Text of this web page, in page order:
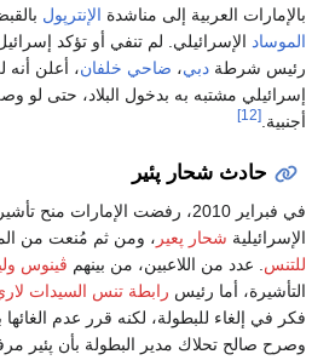
بالإمارات العربية إلى مناشدة الإنترپول
الموساد الإسرائيلي. لم تنفي أو تؤكد
رئيس شرطة دبي، ضاحي خلفان، أعلن
إسرائيلي مشتبه به بدخول البلاد، حتى لو
أجنبية. [12]
حادث شحار پئير
في فبراير 2010، رفضت الإمارات
الإسرائيلية شحار پعير ، ومن ثم مُنعت من
للتنس . عدد من اللاعبين، من بينهم ڤينوس
التأشيرة، أما رئيس رابطة تنس السيدات
فكر في إلغاء للبطولة، لكنه قرر عدم الغائها
وصرح صالح تحلاك مدير البطولة بأن پئير